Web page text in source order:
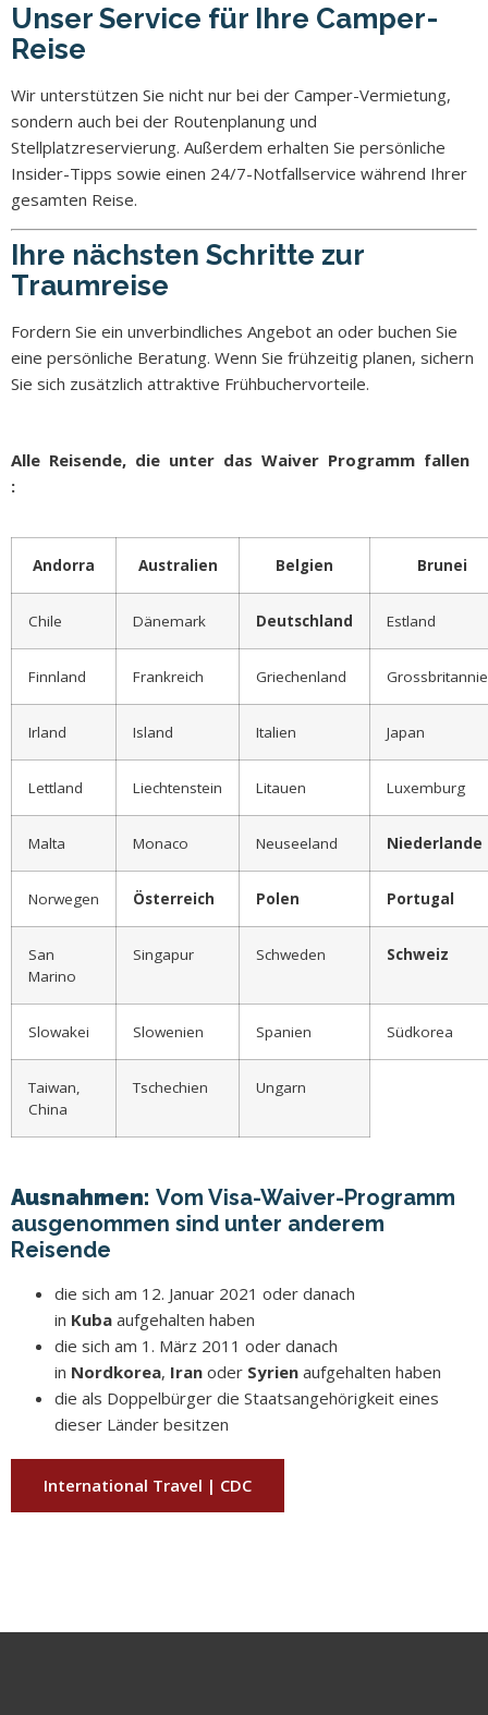
Unser Service für Ihre Camper-
Reise
Wir unterstützen Sie nicht nur bei der Camper-Vermietung,
sondern auch bei der Routenplanung und
Stellplatzreservierung. Außerdem erhalten Sie persönliche
Insider-Tipps sowie einen 24/7-Notfallservice während Ihrer
gesamten Reise.
Ihre nächsten Schritte zur
Traumreise
Fordern Sie ein unverbindliches Angebot an oder buchen Sie
eine persönliche Beratung. Wenn Sie frühzeitig planen, sichern
Sie sich zusätzlich attraktive Frühbuchervorteile.
Alle Reisende, die unter das Waiver Programm fallen
:
Andorra Australien Belgien Brunei
Chile Dänemark Deutschland Estland
Finnland Frankreich Griechenland
Irland Island Italien Japan
Lettland Liechtenstein Litauen Luxemburg
Malta Monaco Neuseeland Niederlande
Norwegen Österreich Polen Portugal
San
Marino
Singapur Schweden Schweiz
Slowakei Slowenien Spanien Südkorea
Taiwan,
China
Tschechien Ungarn
Ausnahmen: Vom Visa-Waiver-Programm
ausgenommen sind unter anderem
Reisende
die sich am 12. Januar 2021 oder danach
in Kuba aufgehalten haben
die sich am 1. März 2011 oder danach
in Nordkorea, Iran oder Syrien aufgehalten haben
die als Doppelbürger die Staatsangehörigkeit eines
dieser Länder besitzen
International Travel | CDC